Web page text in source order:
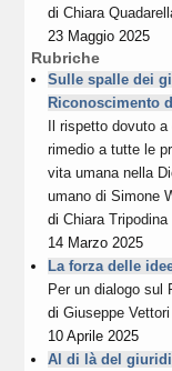
diChiara
23 Maggio 2025
Rubriche
Sulle spalle dei
Riconoscimento
Il rispetto dovuto
rimedio a tutte le
vita umana nella
umano di Simone
diChiara Tripodina
14 Marzo 2025
La forza delle
Per un dialogo sul
diGiuseppe Vettori
10 Aprile 2025
Al di là del